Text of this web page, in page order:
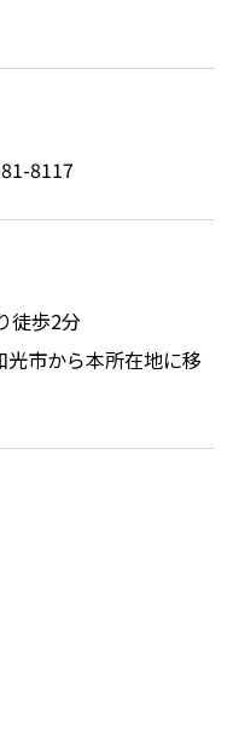
8117
徒歩2分
市から本所在地に移